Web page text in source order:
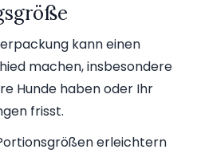
kann einen
machen, insbesondere
Hunde haben oder Ihr
frisst.
erleichtern